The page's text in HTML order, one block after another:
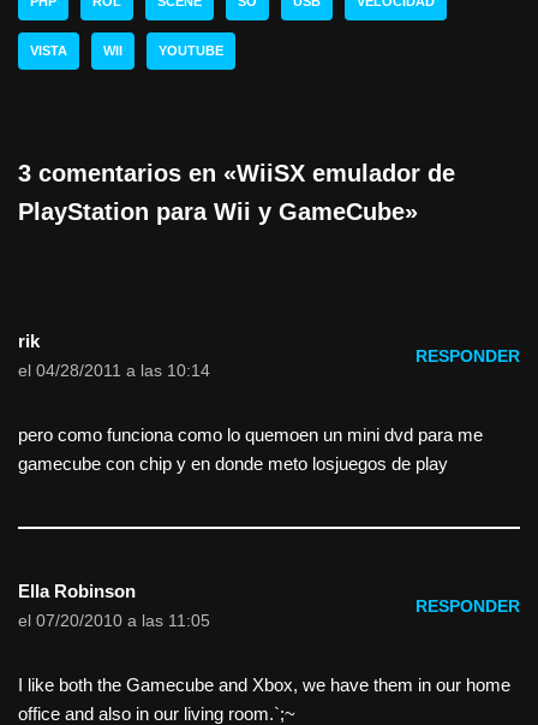
VISTA WII YOUTUBE
3 comentarios en «WiiSX emulador de
PlayStation para Wii y GameCube»
rik
el 04/28/2011 a las 10:14
RESPONDER
pero como funciona como lo quemoen un mini dvd para me
gamecube con chip y en donde meto losjuegos de play
Ella Robinson
el 07/20/2010 a las 11:05
RESPONDER
I like both the Gamecube and Xbox, we have them in our home
office and also in our living room.`;~